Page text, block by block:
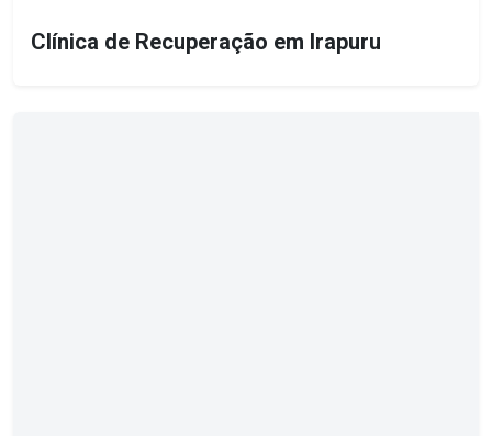
Clínica de Recuperação em Irapuru